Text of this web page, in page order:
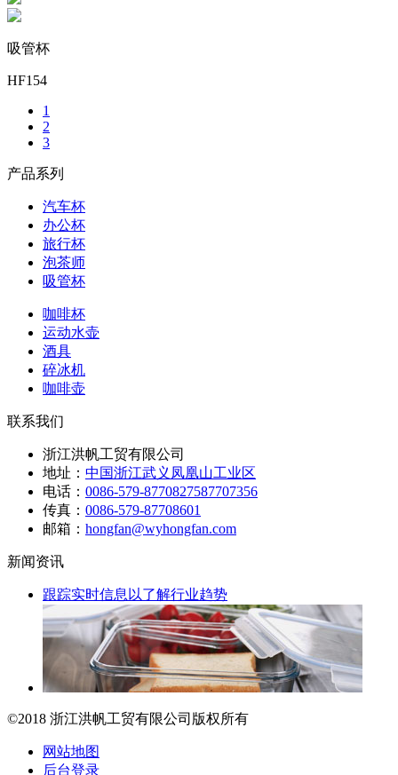
吸管杯
HF154
1
2
3
产品系列
汽车杯
办公杯
旅行杯
泡茶师
吸管杯
咖啡杯
运动水壶
酒具
碎冰机
咖啡壶
联系我们
浙江洪帆工贸有限公司
地址： 中国浙江武义凤凰山工业区
电话： 0086-579-8770827587707356
传真： 0086-579-87708601
邮箱： hongfan@wyhongfan.com
新闻资讯
跟踪实时信息以了解行业趋势
©2018 浙江洪帆工贸有限公司 版权所有
网站地图
后台登录